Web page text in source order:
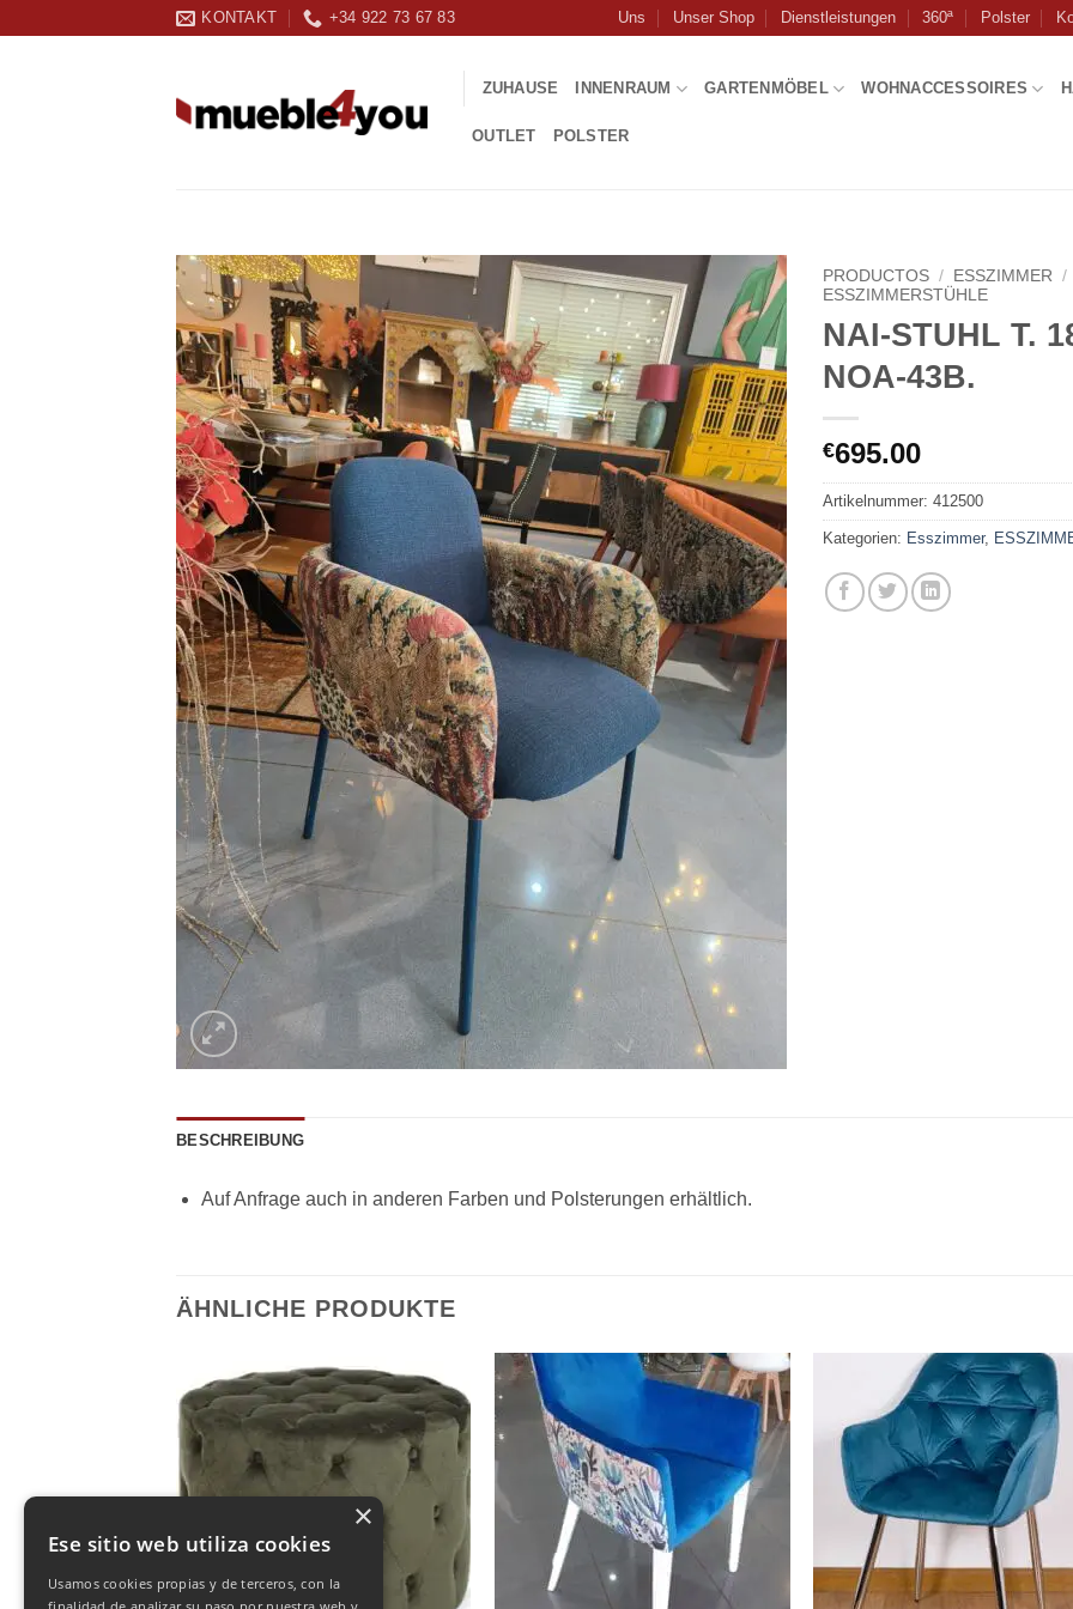
KONTAKT +34 922 73 67 83 Uns Unser Shop Dienstleistungen 360ª Polster
ZUHAUSE INNENRAUM GARTENMÖBEL WOHNACCESSOIRES
OUTLET POLSTER
PRODUCTOS / ESSZIMMER /
ESSZIMMERSTÜHLE
NAI-STUHL T.
NOA-43B.
€695.00
Artikelnummer: 412500
Kategorien: Esszimmer,
BESCHREIBUNG
Auf Anfrage auch in anderen Farben und Polsterungen erhältlich.
ÄHNLICHE PRODUKTE
×
Ese sitio web utiliza cookies
Usamos cookies propias y de terceros, con la